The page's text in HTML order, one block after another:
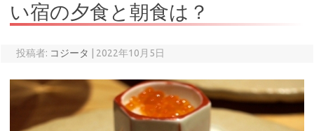
い宿の夕食と朝食は？
投稿者: コジータ 2022年10月5日